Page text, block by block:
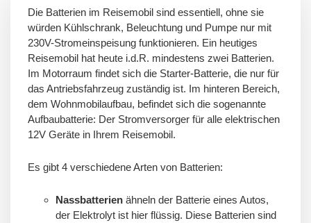
Die Batterien im Reisemobil sind essentiell, ohne sie
würden Kühlschrank, Beleuchtung und Pumpe nur mit
230V-Stromeinspeisung funktionieren. Ein heutiges
Reisemobil hat heute i.d.R. mindestens zwei Batterien.
Im Motorraum findet sich die Starter-Batterie, die nur für
das Antriebsfahrzeug zuständig ist. Im hinteren Bereich,
dem Wohnmobilaufbau, befindet sich die sogenannte
Aufbaubatterie: Der Stromversorger für alle elektrischen
12V Geräte in Ihrem Reisemobil.
Es gibt 4 verschiedene Arten von Batterien:
Nassbatterien ähneln der Batterie eines Autos,
der Elektrolyt ist hier flüssig. Diese Batterien sind